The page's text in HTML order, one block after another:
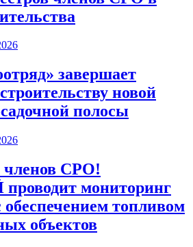
завершает
новой
полосы
СРО!
мониторинг
обеспечением топливом
объектов